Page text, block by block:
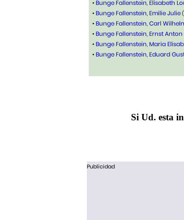
•Bunge Fallenstein, Elisabeth
•Bunge Fallenstein, Emilie Julie
•Bunge Fallenstein, Carl
•Bunge Fallenstein, Ernst Anton
•Bunge Fallenstein, Maria
•Bunge Fallenstein, Eduard
Si Ud. esta
Publicidad